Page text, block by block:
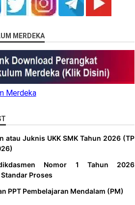
MERDEKA
Merdeka
atau Juknis UKK SMK Tahun 2026 (TP
Nomor 1 Tahun 2026
Proses
PPT Pembelajaran Mendalam (PM)